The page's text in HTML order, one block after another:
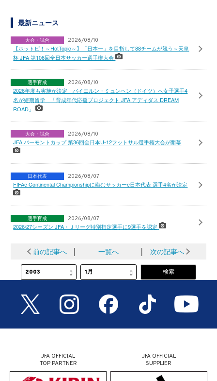
最新ニュース
大会・試合 2026/08/10
【ホットピ！～HotTopic～】「日本一」を目指して88チームが競う～天皇
杯 JFA 第106回全日本サッカー選手権大会
選手育成 2026/08/10
2026年度も実施が決定 バイエルン・ミュンヘン（ドイツ）へ女子選手4
名が短期留学 「育成年代応援プロジェクト JFA アディダス DREAM
ROAD」
大会・試合 2026/08/10
JFA バーモントカップ 第36回全日本U-12フットサル選手権大会が開幕
日本代表 2026/08/07
FIFAe Continental Championshipに臨むサッカーe日本代表 選手4名が決定
選手育成 2026/08/07
2026/27シーズン JFA・Ｊリーグ特別指定選手に9選手を認定
前の記事へ │ 一覧へ │ 次の記事へ
JFA OFFICIAL
TOP PARTNER
JFA OFFICIAL
SUPPLIER